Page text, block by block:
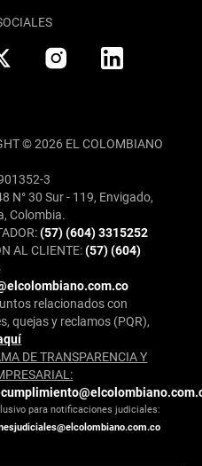
© 2026 EL COLOMBIANO
3
N° 30 Sur - 119, Envigado,
Colombia.
(57) (604) 3315252
AL CLIENTE:(57) (604)
relacionados con
quejas y reclamos (PQR),
DE TRANSPARENCIA Y
para notificaciones judiciales: